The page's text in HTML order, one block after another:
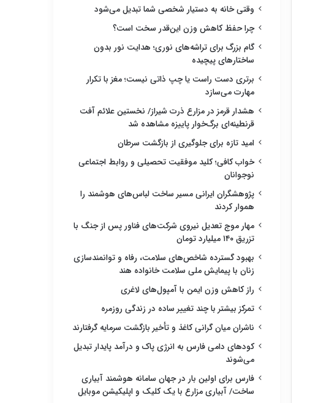
وقتی خانه به دستیار شخصی شما تبدیل می‌شود
چرا حفظ کاهش وزن این‌قدر سخت است؟
گام بزرگ برای تراشه‌های نوری؛ هدایت نور بدون
ساختارهای پیچیده
برتری دست راست یا چپ ذاتی نیست؛ مغز با تکرار
مهارت می‌سازد
هشدار قرمز در مزارع ذرت شیراز/ نخستین علائم آفت
قرنطینه‌ای برگ‌خوار پاییزه مشاهده شد
امید تازه برای جلوگیری از بازگشت سرطان
خواب کافی؛ کلید موفقیت تحصیلی و روابط اجتماعی
نوجوانان
پژوهشگران ایرانی مسیر ساخت لباس‌های هوشمند را
هموار کردند
مهار موج تعدیل نیروی شرکت‌های فناور پس از جنگ با
تزریق ۱۴۰ میلیارد تومان
بهبود گسترده شاخص‌های سلامت، رفاه و توانمندسازی
زنان با پیمایش ملی سلامت خانواده هند
راز کاهش وزن ایمن با آمپول‌های لاغری
تمرکز بیشتر با چند تغییر ساده در زندگی روزمره
ناشران میان گرانی کاغذ و تأخیر بازگشت سرمایه گرفتارند
کودهای دامی فارس به انرژی پاک و درآمد پایدار تبدیل
می‌شوند
فارس برای اولین بار در جهان سامانه هوشمند آبیاری
ساخت/ آبیاری مزارع با یک کلیک و اپلیکیشن موبایل